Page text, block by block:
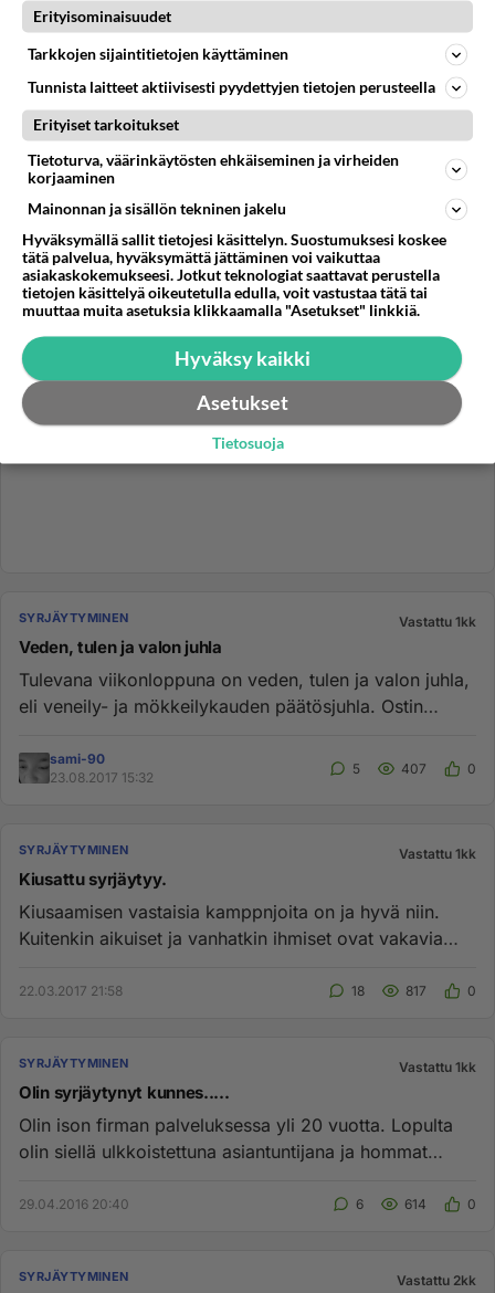
SYRJÄYTYMINEN Vastattu 1kk
syrjäytynyt/valtion vihollinen
Termi joka muistuttaa jo korean demokraattista
kansantasavaltaa....
04.09.2017 05:26
SYRJÄYTYMINEN Vastattu 1kk
Veden, tulen ja valon juhla
Tulevana viikonloppuna on veden, tulen ja valon juhla,
eli veneily- ja mökkeilykauden päätösjuhla. Ostin
sami-90
23.08.2017 15:32
5 407 0
SYRJÄYTYMINEN Vastattu 1kk
Kiusattu syrjäytyy.
Kiusaamisen vastaisia kamppnjoita on ja hyvä niin.
Kuitenkin aikuiset ja vanhatkin ihmiset ovat vakavia
22.03.2017 21:58 18 817 0
SYRJÄYTYMINEN Vastattu 1kk
Olin syrjäytynyt kunnes.....
Olin ison firman palveluksessa yli 20 vuotta. Lopulta
olin siellä ulkkoistettuna asiantuntijana ja hommat
29.04.2016 20:40 6 614 0
SYRJÄYTYMINEN Vastattu 2kk
Erityisominaisuudet
Tarkkojen sijaintitietojen käyttäminen
Tunnista laitteet aktiivisesti pyydettyjen tietojen perusteella
Erityiset tarkoitukset
Tietoturva, väärinkäytösten ehkäiseminen ja virheiden
korjaaminen
Mainonnan ja sisällön tekninen jakelu
Hyväksymällä sallit tietojesi käsittelyn. Suostumuksesi koskee
tätä palvelua, hyväksymättä jättäminen voi vaikuttaa
asiakaskokemukseesi. Jotkut teknologiat saattavat perustella
tietojen käsittelyä oikeutetulla edulla, voit vastustaa tätä tai
muuttaa muita asetuksia klikkaamalla "Asetukset" linkkiä.
Hyväksy kaikki
Asetukset
Tietosuoja